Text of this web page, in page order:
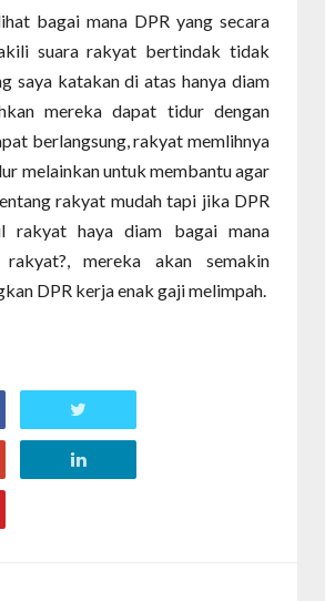
bagai mana DPR yang secara
suara rakyat bertindak tidak
saya katakan di atas hanya diam
mereka dapat tidur dengan
berlangsung, rakyat memlihnya
melainkan untuk membantu agar
rakyat mudah tapi jika DPR
rakyat haya diam bagai mana
mereka akan semakin
DPR kerja enak gaji melimpah.